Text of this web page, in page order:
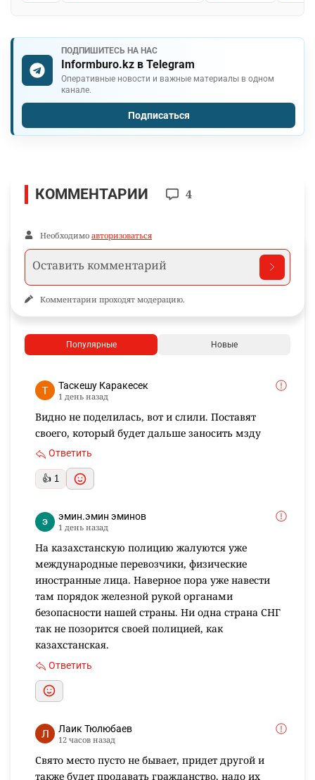
ПОДПИШИТЕСЬ НА НАС
Informburo.kz в Telegram
Оперативные новости и важные материалы в одном
канале.
Подписаться
КОММЕНТАРИИ 4
Необходимо авторизоваться
Комментарии проходят модерацию.
Популярные Новые
Таскешу Каракесек
1 день назад
Видно не поделилась, вот и слили. Поставят
своего, который будет дальше заносить мзду
Ответить
👍 1
эмин.эмин эминов
1 день назад
На казахстанскую полицию жалуются уже
международные перевозчики, физические
иностранные лица. Наверное пора уже навести
там порядок железной рукой органами
безопасности нашей страны. Ни одна страна СНГ
так не позорится своей полицией, как
казахстанская.
Ответить
Лаик Тюлюбаев
12 часов назад
Свято место пусто не бывает, придет другой и
также будет продавать гражданство, надо их